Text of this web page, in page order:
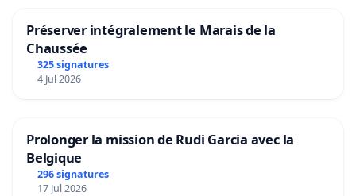
Préserver intégralement le Marais de la
Chaussée
325 signatures
4 Jul 2026
Prolonger la mission de Rudi Garcia avec la
Belgique
296 signatures
17 Jul 2026